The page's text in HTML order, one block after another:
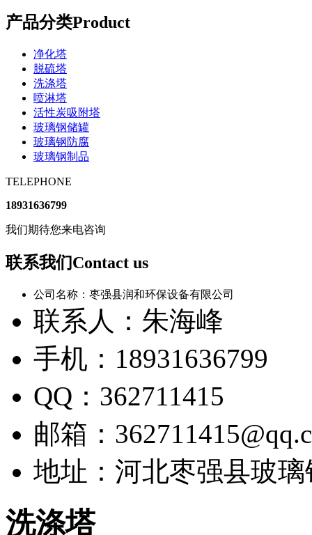
产品分类Product
净化塔
脱硫塔
洗涤塔
喷淋塔
活性炭吸附塔
玻璃钢储罐
玻璃钢防腐
玻璃钢制品
TELEPHONE
18931636799
我们期待您来电咨询
联系我们Contact us
公司名称：枣强县润和环保设备有限公司
联系人：朱海峰
手机：18931636799
QQ：362711415
邮箱：
地址：河北枣强县玻
洗涤塔